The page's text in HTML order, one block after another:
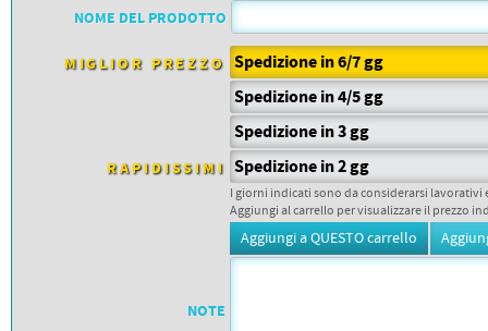
DORSALI TARGHE
PETTORALI CON NOME ATLETA
NOME DEL PRODOTTO
MIGLIOR PREZZO Spedizione in 6/7 gg
Spedizione in 4/5 gg
Spedizione in 3 gg
RAPIDISSIMI Spedizione in 2 gg
I giorni indicati sono da considerarsi
Aggiungi al carrello per visualizzare il prezzo
NOTE